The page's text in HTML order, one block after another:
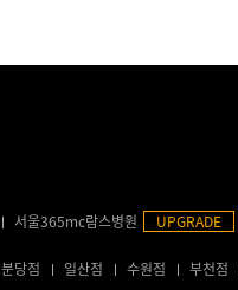
서울365mc람스병원 UPGRADE
분당점 일산점 수원점 부천점